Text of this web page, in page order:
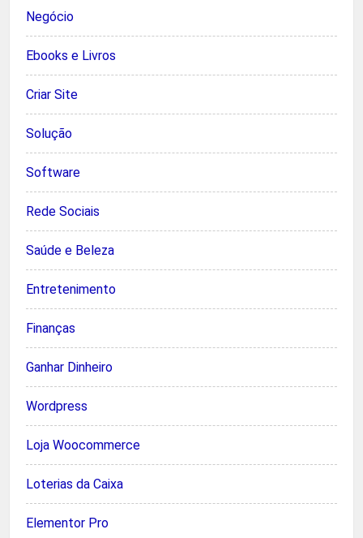
Negócio
Ebooks e Livros
Criar Site
Solução
Software
Rede Sociais
Saúde e Beleza
Entretenimento
Finanças
Ganhar Dinheiro
Wordpress
Loja Woocommerce
Loterias da Caixa
Elementor Pro